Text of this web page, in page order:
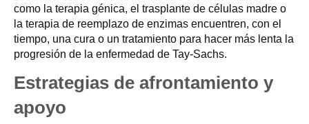
como la terapia génica, el trasplante de células madre o
la terapia de reemplazo de enzimas encuentren, con el
tiempo, una cura o un tratamiento para hacer más lenta la
progresión de la enfermedad de Tay-Sachs.
Estrategias de afrontamiento y
apoyo